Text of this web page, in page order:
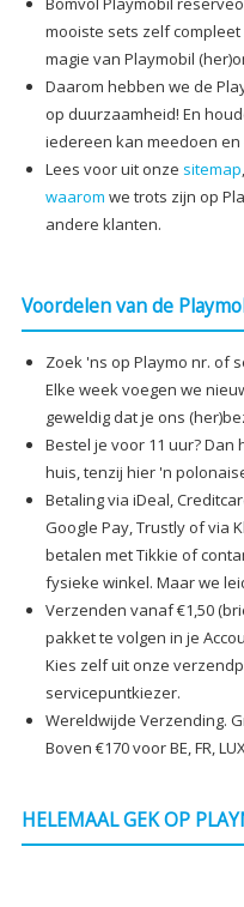
mooiste sets zelf
magie van Playmobil
Daarom hebben we de
op duurzaamheid! En
iedereen kan meedoen
Lees voor uit onze sitemap
waarom we trots zijn op
andere klanten.
Voordelen van de
Zoek 'ns op Playmo nr. of
Elke week voegen we
geweldig dat je ons
Bestel je voor 11 uur?
huis, tenzij hier 'n
Betaling via iDeal,
Google Pay, Trustly of via
betalen met Tikkie of
fysieke winkel. Maar we
Verzenden vanaf €1,50
pakket te volgen in je
Kies zelf uit onze
servicepuntkiezer.
Wereldwijde Verzending.
Boven €170 voor BE, FR,
HELEMAAL GEK OP